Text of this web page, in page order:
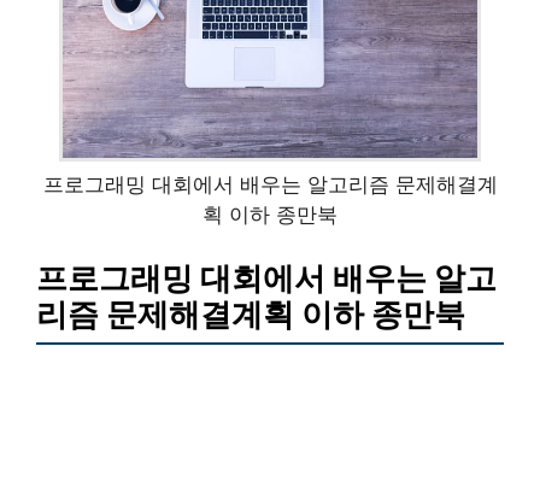
프로그래밍 대회에서 배우는 알고리즘 문제해결계
획 이하 종만북
프로그래밍 대회에서 배우는 알고
리즘 문제해결계획 이하 종만북